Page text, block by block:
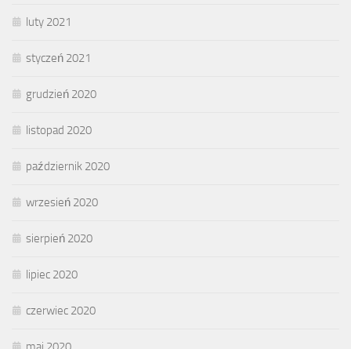
luty 2021
styczeń 2021
grudzień 2020
listopad 2020
październik 2020
wrzesień 2020
sierpień 2020
lipiec 2020
czerwiec 2020